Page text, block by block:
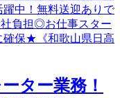
ター業務！